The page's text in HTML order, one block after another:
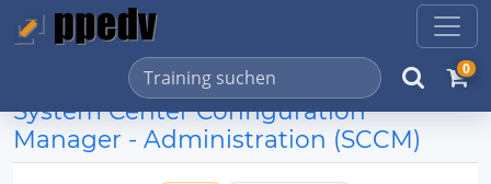
0
System Center Configuration
Manager - Administration (SCCM)